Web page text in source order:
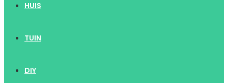
HUIS
TUIN
DIY